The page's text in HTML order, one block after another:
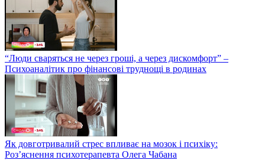
“Люди сваряться не через гроші, а через дискомфорт” –
Психоаналітик про фінансові труднощі в родинах
Як довготривалий стрес впливає на мозок і психіку:
Роз’яснення психотерапевта Олега Чабана